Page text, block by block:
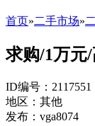
首页»二手市场»
求购/1万元
ID编号：
地区：其他
发布：vga8074